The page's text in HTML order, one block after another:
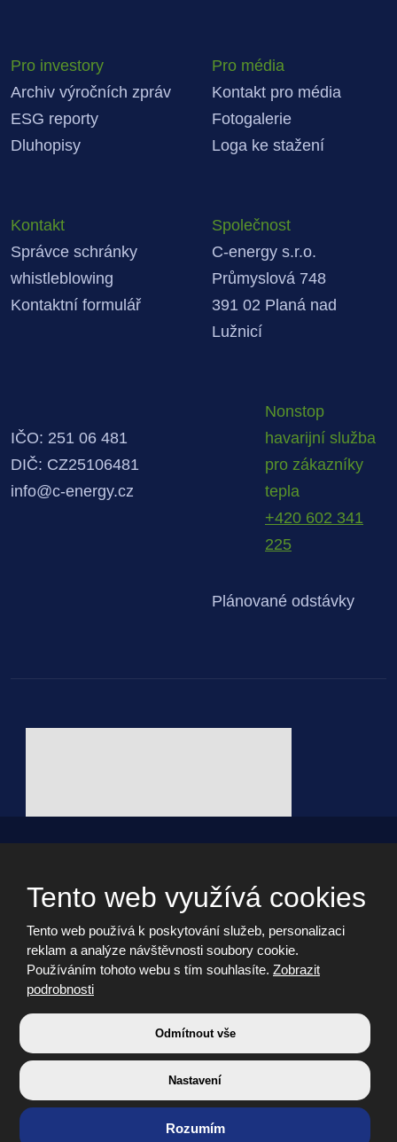
Pro investory
Archiv výročních zpráv
ESG reporty
Dluhopisy
Pro média
Kontakt pro média
Fotogalerie
Loga ke stažení
Kontakt
Správce schránky
whistleblowing
Kontaktní formulář
Společnost
C-energy s.r.o.
Průmyslová 748
391 02 Planá nad
Lužnicí
IČO: 251 06 481
DIČ: CZ25106481
info@c-energy.cz
Nonstop
havarijní služba
pro zákazníky
tepla
+420 602 341
225
Plánované odstávky
Informační memorandum
Cookies
Nastavení cookies
Bezpečnost a ochrana osobních údajů
VYROBILA
Tento web využívá cookies
Tento web používá k poskytování služeb, personalizaci
reklam a analýze návštěvnosti soubory cookie.
Používáním tohoto webu s tím souhlasíte. Zobrazit
podrobnosti
Odmítnout vše
Nastavení
Rozumím